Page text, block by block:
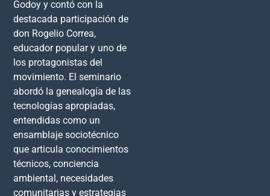
Godoy y contó con la
destacada participación de
don Rogelio Correa,
educador popular y uno de
los protagonistas del
movimiento. El seminario
abordó la genealogía de las
tecnologías apropiadas,
entendidas como un
ensamblaje sociotécnico
que articula conocimientos
técnicos, conciencia
ambiental, necesidades
comunitarias y estrategias